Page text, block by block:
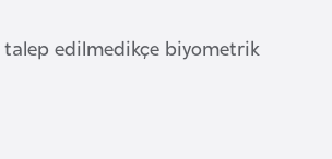
talep edilmedikçe biyometrik